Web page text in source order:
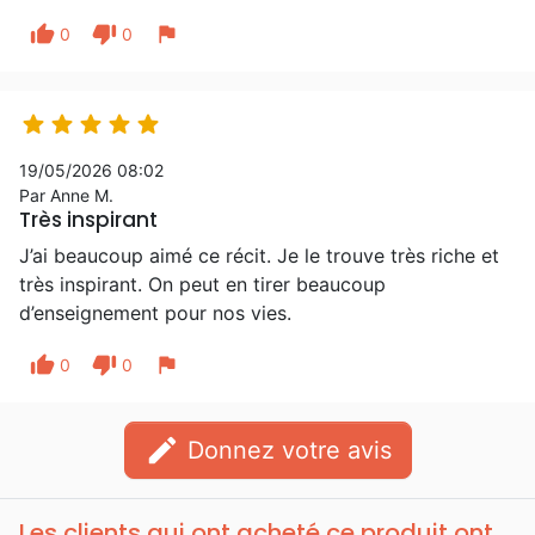
thumb_up 0 thumb_down 0 flag
    
19/05/2026 08:02
Par Anne M.
Très inspirant
J’ai beaucoup aimé ce récit. Je le trouve très riche et
très inspirant. On peut en tirer beaucoup
d’enseignement pour nos vies.
thumb_up 0 thumb_down 0 flag
edit Donnez votre avis